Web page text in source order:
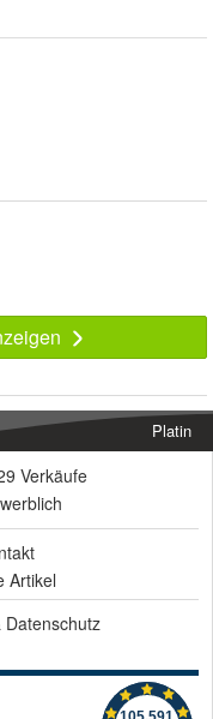
Platin
Verkäufe
Artikel
Datenschutz